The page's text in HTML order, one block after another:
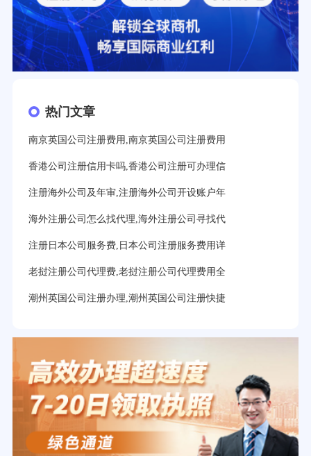
热门文章
南京英国公司注册费用,南京英国公司注册费用
香港公司注册信用卡吗,香港公司注册可办理信
注册海外公司及年审,注册海外公司开设账户年
海外注册公司怎么找代理,海外注册公司寻找代
注册日本公司服务费,日本公司注册服务费用详
老挝注册公司代理费,老挝注册公司代理费用全
潮州英国公司注册办理,潮州英国公司注册快捷